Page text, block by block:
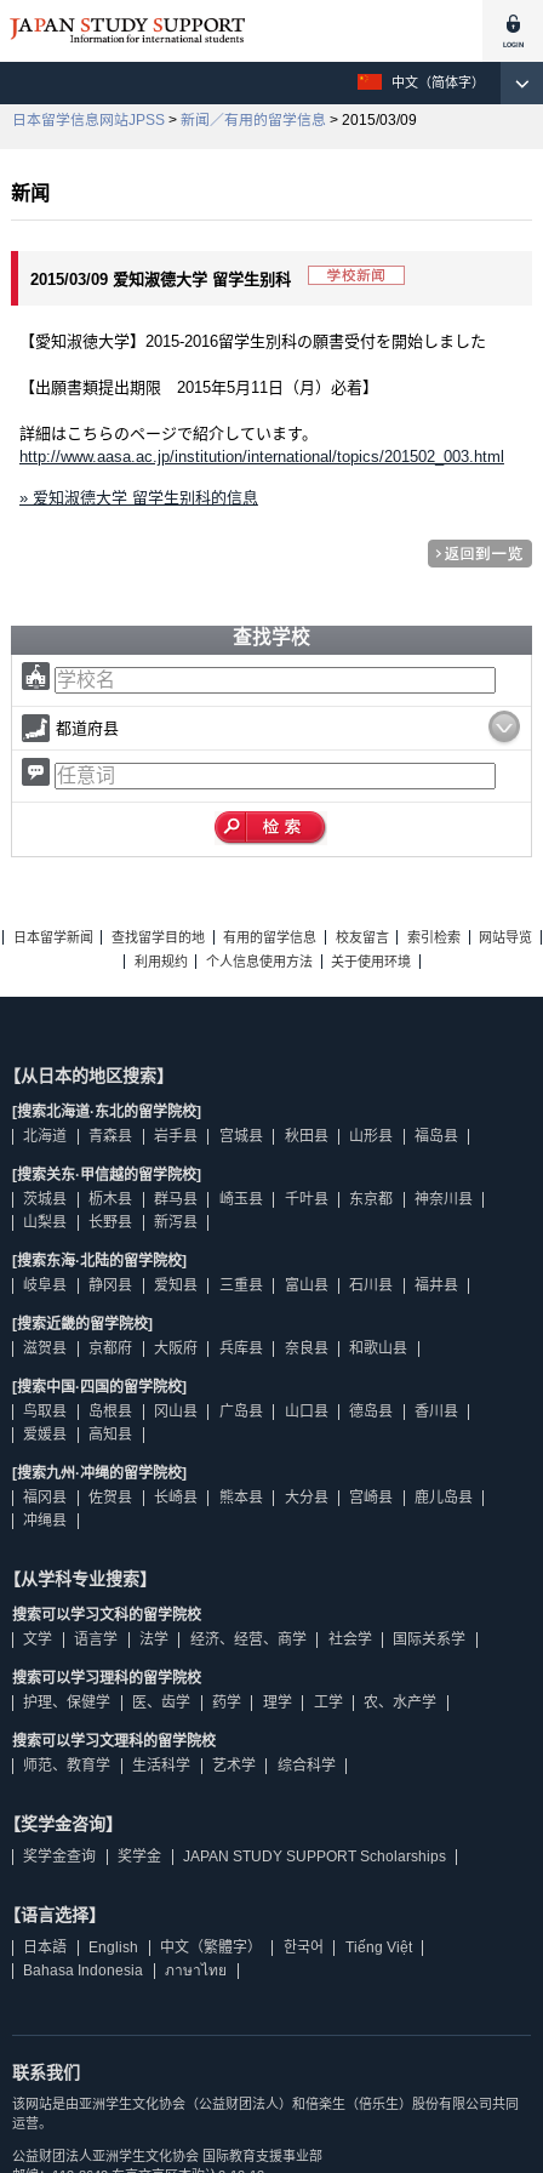
中文（简体字）
日本留学信息网站JPSS > 新闻／有用的留学信息 > 2015/03/09
新闻
2015/03/09 爱知淑德大学 留学生别科
【愛知淑徳大学】2015‐2016留学生別科の願書受付を開始しました
【出願書類提出期限 2015年5月11日（月）必着】
詳細はこちらのページで紹介しています。
http://www.aasa.ac.jp/institution/international/topics/201502_003.html
» 爱知淑德大学 留学生别科的信息
查找学校
都道府县
日本留学新闻 查找留学目的地 有用的留学信息 校友留言 索引检索
网站导览
利用规约
个人信息使用方法 关于使用环境
【从日本的地区搜索】
[搜索北海道·东北的留学院校]
北海道
青森县 岩手县 宫城县 秋田县 山形县 福岛县
[搜索关东·甲信越的留学院校]
茨城县
枥木县 群马县 崎玉县 千叶县 东京都
神奈川县
山梨县
长野县 新泻县
[搜索东海·北陆的留学院校]
岐阜县
静冈县 爱知县 三重县 富山县 石川县 福井县
[搜索近畿的留学院校]
滋贺县
京都府 大阪府 兵库县 奈良县 和歌山县
[搜索中国·四国的留学院校]
鸟取县
岛根县 冈山县 广岛县 山口县 德岛县
香川县
爱媛县
高知县
[搜索九州·冲绳的留学院校]
福冈县
佐贺县 长崎县 熊本县 大分县 宫崎县
鹿儿岛县
冲绳县
【从学科专业搜索】
搜索可以学习文科的留学院校
文学
语言学 法学 经济、经营、商学 社会学 国际关系学
搜索可以学习理科的留学院校
护理、保健学
医、齿学 药学 理学 工学 农、水产学
搜索可以学习文理科的留学院校
师范、教育学
生活科学 艺术学 综合科学
【奖学金咨询】
奖学金查询 奖学金 JAPAN STUDY SUPPORT Scholarships
【语言选择】
日本語 English 中文（繁體字） 한국어
Tiếng Việt
Bahasa Indonesia
ภาษาไทย
联系我们
该网站是由亚洲学生文化协会（公益财团法人）和倍楽生（倍乐生）股份有限公司共同
运营。
公益财团法人亚洲学生文化协会 国际教育支援事业部